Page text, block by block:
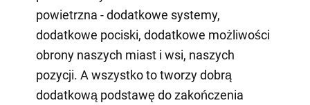
powietrzna - dodatkowe systemy,
dodatkowe pociski, dodatkowe możliwości
obrony naszych miast i wsi, naszych
pozycji. A wszystko to tworzy dobrą
dodatkową podstawę do zakończenia